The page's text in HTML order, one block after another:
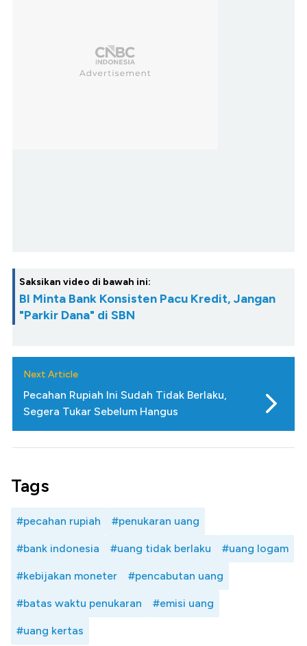
Saksikan video di bawah ini:
BI Minta Bank Konsisten Pacu Kredit, Jangan
"Parkir Dana" di SBN
Next Article
Pecahan Rupiah Ini Sudah Tidak Berlaku,
Segera Tukar Sebelum Hangus
Tags
#pecahan rupiah #penukaran uang
#bank indonesia #uang tidak berlaku #uang logam
#kebijakan moneter #pencabutan uang
#batas waktu penukaran #emisi uang
#uang kertas